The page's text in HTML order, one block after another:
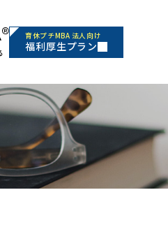
育休プチMBA 法人向け
福利厚生プラン